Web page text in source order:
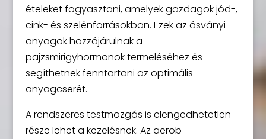
ételeket fogyasztani, amelyek gazdagok jód-,
cink- és szelénforrásokban. Ezek az ásványi
anyagok hozzájárulnak a
pajzsmirigyhormonok termeléséhez és
segíthetnek fenntartani az optimális
anyagcserét.
A rendszeres testmozgás is elengedhetetlen
része lehet a kezelésnek. Az aerob